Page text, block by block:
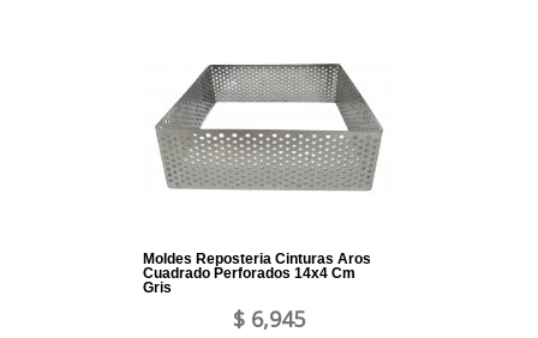
Moldes Reposteria Cinturas Aros
Cuadrado Perforados 14x4 Cm
Gris
$ 6,945